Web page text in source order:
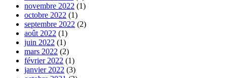
novembre 2022 (1)
octobre 2022 (1)
septembre 2022 (2)
août 2022 (1)
juin 2022 (1)
mars 2022 (2)
février 2022 (1)
janvier 2022 (3)